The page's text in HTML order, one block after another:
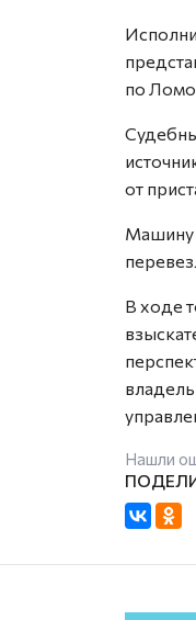
по
от
Машину
В ходе
Нашли